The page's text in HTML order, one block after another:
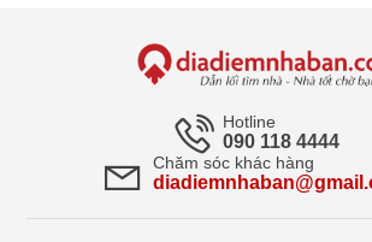
Hotline
090 118 4444
Chăm sóc khác hàng